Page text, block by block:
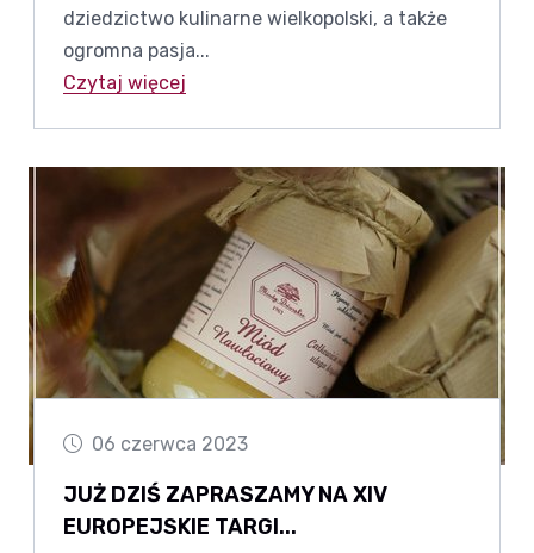
dziedzictwo kulinarne wielkopolski, a także
ogromna pasja...
Czytaj więcej
06 czerwca 2023
JUŻ DZIŚ ZAPRASZAMY NA XIV
EUROPEJSKIE TARGI...